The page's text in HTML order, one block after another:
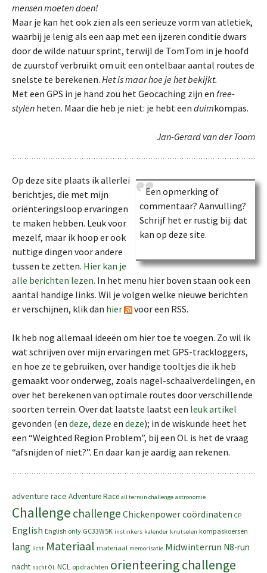
mensen moeten doen!
Maar je kan het ook zien als een serieuze vorm van atletiek,
waarbij je lenig als een aap met een ijzeren conditie dwars
door de wilde natuur sprint, terwijl de TomTom in je hoofd
de zuurstof verbruikt om uit een ontelbaar aantal routes de
snelste te berekenen. Het is maar hoe je het bekijkt.
Met een GPS in je hand zou het Geocaching zijn en free-
stylen heten. Maar die heb je niet: je hebt een duimkompas.
Jan-Gerard van der Toorn
Een opmerking of
commentaar? Aanvulling?
Schrijf het er rustig bij: dat
kan op deze site.
Op deze site plaats ik allerlei
berichtjes, die met mijn
oriënteringsloop ervaringen
te maken hebben. Leuk voor
mezelf, maar ik hoop er ook
nuttige dingen voor andere
tussen te zetten. Hier kan je
alle berichten lezen. In het menu hier boven staan ook een
aantal handige links. Wil je volgen welke nieuwe berichten
er verschijnen, klik dan hier voor een RSS.
Ik heb nog allemaal ideeën om hier toe te voegen. Zo wil ik
wat schrijven over mijn ervaringen met GPS-trackloggers,
en hoe ze te gebruiken, over handige tooltjes die ik heb
gemaakt voor onderweg, zoals nagel-schaalverdelingen, en
over het berekenen van optimale routes door verschillende
soorten terrein. Over dat laatste laatst een leuk artikel
gevonden (en deze, deze en deze); in de wiskunde heet het
een “Weighted Region Problem”, bij een OL is het de vraag
“afsnijden of niet?”. En daar kan je aardig aan rekenen.
adventure race Adventure Race all terrain challenge astronomie
Challenge challenge Chickenpowercoördinaten CP
English English only GC33W5K instinkers kalender knutselen kompaskoersen
lang licht Materiaal materiaal memorisatie Midwinterrun N8-run
nacht nacht OL NCL opdrachten orienteering challenge